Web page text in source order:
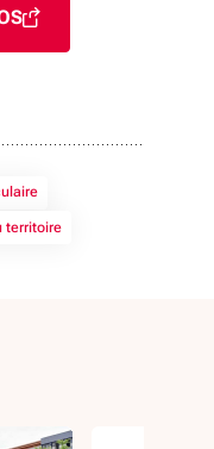
dans une nouvelle
territoire